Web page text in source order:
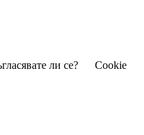
ли се?
Cookie